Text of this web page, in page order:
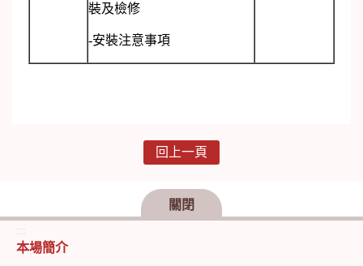
裝及檢修
-安裝注意事項
回上一頁
關閉
:::
本場簡介